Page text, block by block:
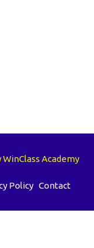
Academy
Policy Contact